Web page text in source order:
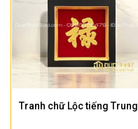
Tranh chữ Lộc tiếng Trung